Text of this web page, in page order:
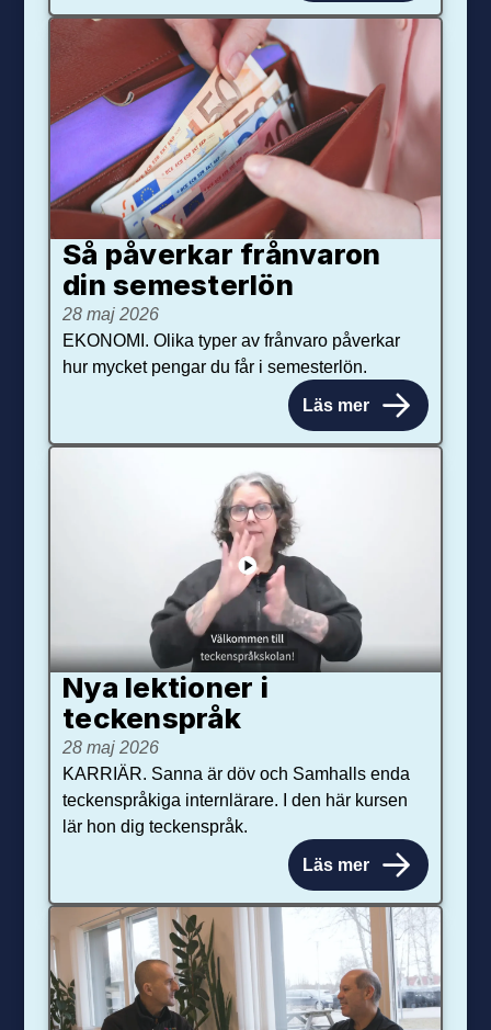
Så påverkar från­varon
din semester­lön
28 maj 2026
EKONOMI. Olika typer av frånvaro påverkar
hur mycket pengar du får i semesterlön.
Läs mer
Nya lektioner i
teckenspråk
28 maj 2026
KARRIÄR. Sanna är döv och Samhalls enda
teckenspråkiga internlärare. I den här kursen
lär hon dig teckenspråk.
Läs mer